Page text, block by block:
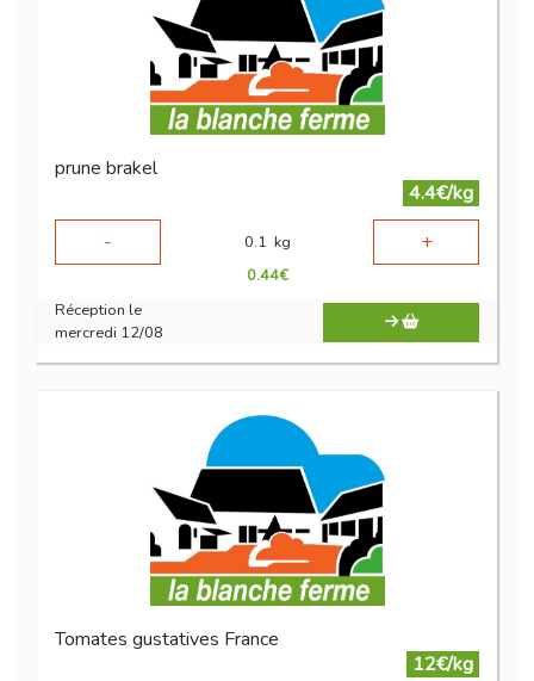
prune brakel
4.4€/kg
-
0.1 kg +
0.44€
Réception le
mercredi 12/08
Tomates gustatives France
12€/kg